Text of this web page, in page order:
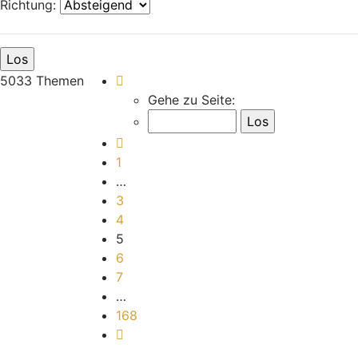
Richtung:
5033 Themen
Gehe zu Seite:
1
…
3
4
5
6
7
…
168